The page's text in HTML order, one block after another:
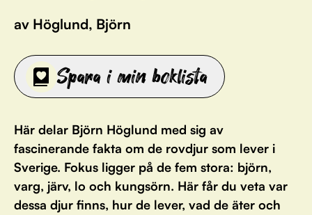
av Höglund, Björn
Spara i min boklista
Här delar Björn Höglund med sig av
fascinerande fakta om de rovdjur som lever i
Sverige. Fokus ligger på de fem stora: björn,
varg, järv, lo och kungsörn. Här får du veta var
dessa djur finns, hur de lever, vad de äter och